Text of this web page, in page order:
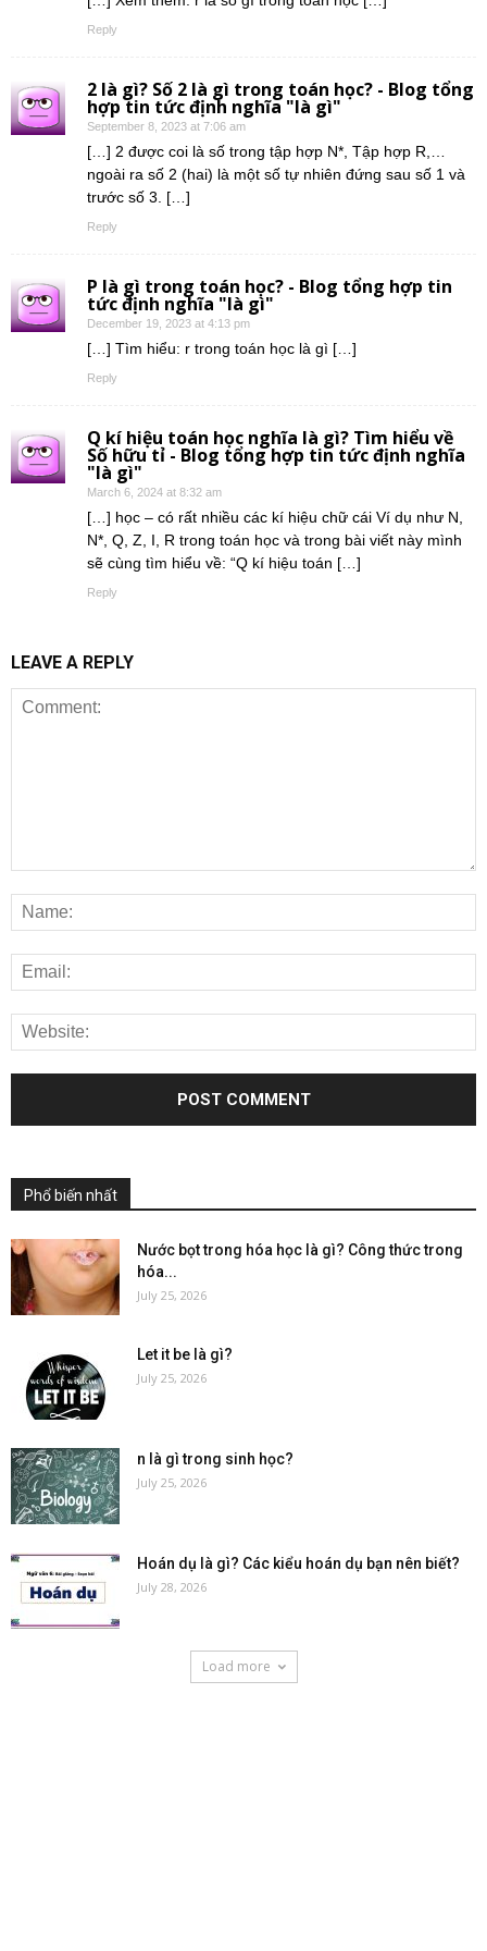
Reply
2 là gì? Số 2 là gì trong toán học? - Blog tổng
hợp tin tức định nghĩa "là gì"
September 8, 2023 at 7:06 am
[…] 2 được coi là số trong tập hợp N*, Tập hợp R,…
ngoài ra số 2 (hai) là một số tự nhiên đứng sau số 1 và
trước số 3. […]
Reply
P là gì trong toán học? - Blog tổng hợp tin
tức định nghĩa "là gì"
December 19, 2023 at 4:13 pm
[…] Tìm hiểu: r trong toán học là gì […]
Reply
Q kí hiệu toán học nghĩa là gì? Tìm hiểu về
Số hữu tỉ - Blog tổng hợp tin tức định nghĩa
"là gì"
March 6, 2024 at 8:32 am
[…] học – có rất nhiều các kí hiệu chữ cái Ví dụ như N,
N*, Q, Z, I, R trong toán học và trong bài viết này mình
sẽ cùng tìm hiểu về: “Q kí hiệu toán […]
Reply
LEAVE A REPLY
Phổ biến nhất
Nước bọt trong hóa học là gì? Công thức trong
hóa...
July 25, 2026
Let it be là gì?
July 25, 2026
n là gì trong sinh học?
July 25, 2026
Hoán dụ là gì? Các kiểu hoán dụ bạn nên biết?
July 28, 2026
Load more